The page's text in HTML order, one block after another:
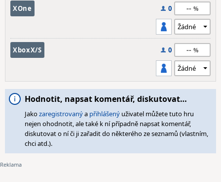
XOne 0 --
XboxX/S 0 --
Hodnotit, napsat komentář, diskutovat…
Jakozaregistrovanýa přihlášený uživatel můžete tuto hru
nejen ohodnotit, ale také k ní případně napsat komentář,
diskutovat o ní či ji zařadit do některého ze seznamů (vlastním,
chci atd.).